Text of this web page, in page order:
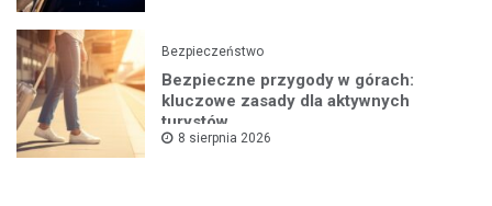
Bezpieczeństwo
Bezpieczne przygody w górach:
kluczowe zasady dla aktywnych
turystów
8 sierpnia 2026